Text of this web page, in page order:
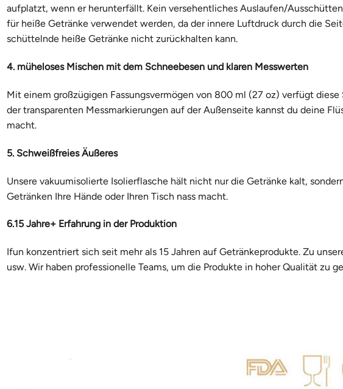
aufplatzt, wenn er herunterfällt. Kein versehentliches Auslaufen/
für heiße Getränke verwendet werden, da der innere Luftdruck durch die
schüttelnde heiße Getränke nicht zurückhalten kann.
4. müheloses Mischen mit dem Schneebesen und klaren Messwerten
Mit einem großzügigen Fassungsvermögen von 800 ml (27 oz) verfügt
der transparenten Messmarkierungen auf der Außenseite kannst du deine
macht.
5. Schweißfreies Äußeres
Unsere vakuumisolierte Isolierflasche hält nicht nur die Getränke kalt,
Getränken Ihre Hände oder Ihren Tisch nass macht.
6.15 Jahre+ Erfahrung in der Produktion
Ifun konzentriert sich seit mehr als 15 Jahren auf Getränkeprodukte. Zu
usw. Wir haben professionelle Teams, um die Produkte in hoher Qualität zu